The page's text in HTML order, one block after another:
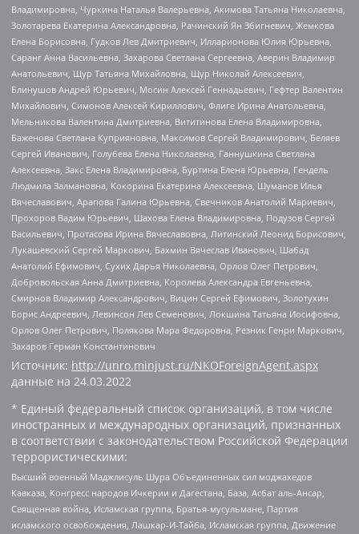
Владимировна, Чуркина Наталья Валерьевна, Акимова Татьяна Николаевна,
Золотарева Екатерина Александровна, Рачинский Ян Збигневич, Жемкова
Елена Борисовна, Гудков Лев Дмитриевич, Илларионова Юлия Юрьевна,
Саранг Анна Васильевна, Захарова Светлана Сергеевна, Аверин Владимир
Анатольевич, Щур Татьяна Михайловна, Щур Николай Алексеевич,
Блинушов Андрей Юрьевич, Мосин Алексей Геннадьевич, Гефтер Валентин
Михайлович, Симонов Алексей Кириллович, Флиге Ирина Анатольевна,
Мельникова Валентина Дмитриевна, Вититинова Елена Владимировна,
Баженова Светлана Куприяновна, Максимов Сергей Владимирович, Беляев
Сергей Иванович, Голубева Елена Николаевна, Ганнушкина Светлана
Алексеевна, Закс Елена Владимировна, Буртина Елена Юрьевна, Гендель
Людмила Залмановна, Кокорина Екатерина Алексеевна, Шуманов Илья
Вячеславович, Арапова Галина Юрьевна, Свечников Анатолий Мариевич,
Прохоров Вадим Юрьевич, Шахова Елена Владимировна, Подузов Сергей
Васильевич, Протасова Ирина Вячеславовна, Литинский Леонид Борисович,
Лукашевский Сергей Маркович, Бахмин Вячеслав Иванович, Шабад
Анатолий Ефимович, Сухих Дарья Николаевна, Орлов Олег Петрович,
Добровольская Анна Дмитриевна, Королева Александра Евгеньевна,
Смирнов Владимир Александрович, Вицин Сергей Ефимович, Золотухин
Борис Андреевич, Левинсон Лев Семенович, Локшина Татьяна Иосифовна,
Орлов Олег Петрович, Полякова Мара Федоровна, Резник Генри Маркович,
Захаров Герман Константинович
Источник: http://unro.minjust.ru/NKOForeignAgent.aspx
данные на 24.03.2022
* Единый федеральный список организаций, в том числе
иностранных и международных организаций, признанных
в соответствии с законодательством Российской Федерации
террористическими:
Высший военный Маджлисуль Шура Объединенных сил моджахедов
Кавказа, Конгресс народов Ичкерии и Дагестана, База, Асбат аль-Ансар,
Священная война, Исламская группа, Братья-мусульмане, Партия
исламского освобождения, Лашкар-И-Тайба, Исламская группа, Движение